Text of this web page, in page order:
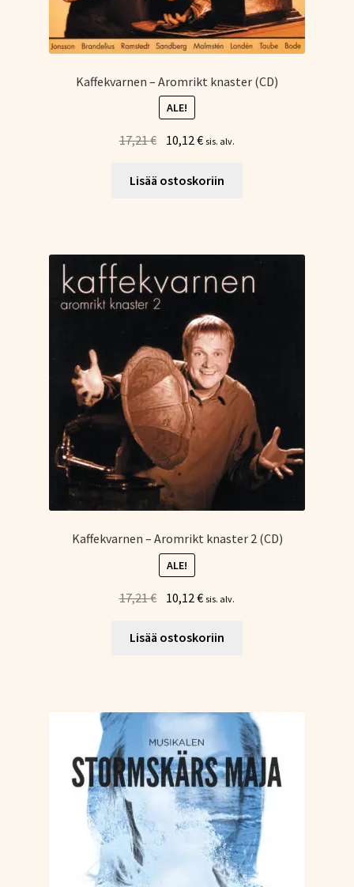
Kaffekvarnen – Aromrikt knaster (CD)
ALE!
17,21€ Alkuperäinen
oli:
10,12€Nykyinen
on:
sis. alv.
Lisää ostoskoriin
Kaffekvarnen – Aromrikt knaster 2 (CD)
ALE!
17,21€ Alkuperäinen
oli:
10,12€Nykyinen
on:
sis. alv.
Lisää ostoskoriin